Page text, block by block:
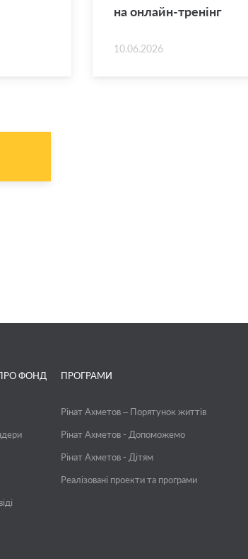
на он­лайн-тре­нінг
10.06.2026
ФОНД ПРОГРАМИ
Рінат Ахметов – Порятунок життів
Рінат Ахметов - Допоможемо
Рінат Ахметов - Дітям
Реалізовані проекти та програми